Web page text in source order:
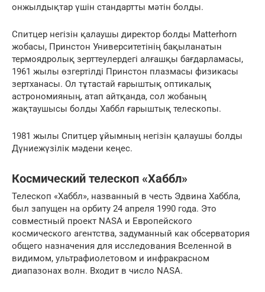
онжылдықтар үшін стандартты мәтін болды.
Спитцер негізін қалаушы директор болды Matterhorn
жобасы, Принстон Университетінің бақыланатын
термоядролық зерттеулердегі алғашқы бағдарламасы,
1961 жылы өзгертілді Принстон плазмасы физикасы
зертханасы. Ол тұтастай ғарыштық оптикалық
астрономияның, атап айтқанда, сол жобаның
жақтаушысы болды Хаббл ғарыштық телескопы.
1981 жылы Спитцер ұйымның негізін қалаушы болды
Дүниежүзілік мәдени кеңес.
Космический телескоп «Хаббл»
Телескоп «Хаббл», названный в честь Эдвина Хаббла,
был запущен на орбиту 24 апреля 1990 года. Это
совместный проект NASA и Европейского
космического агентства, задуманный как обсерватория
общего назначения для исследования Вселенной в
видимом, ультрафиолетовом и инфракрасном
диапазонах волн. Входит в число NASA.